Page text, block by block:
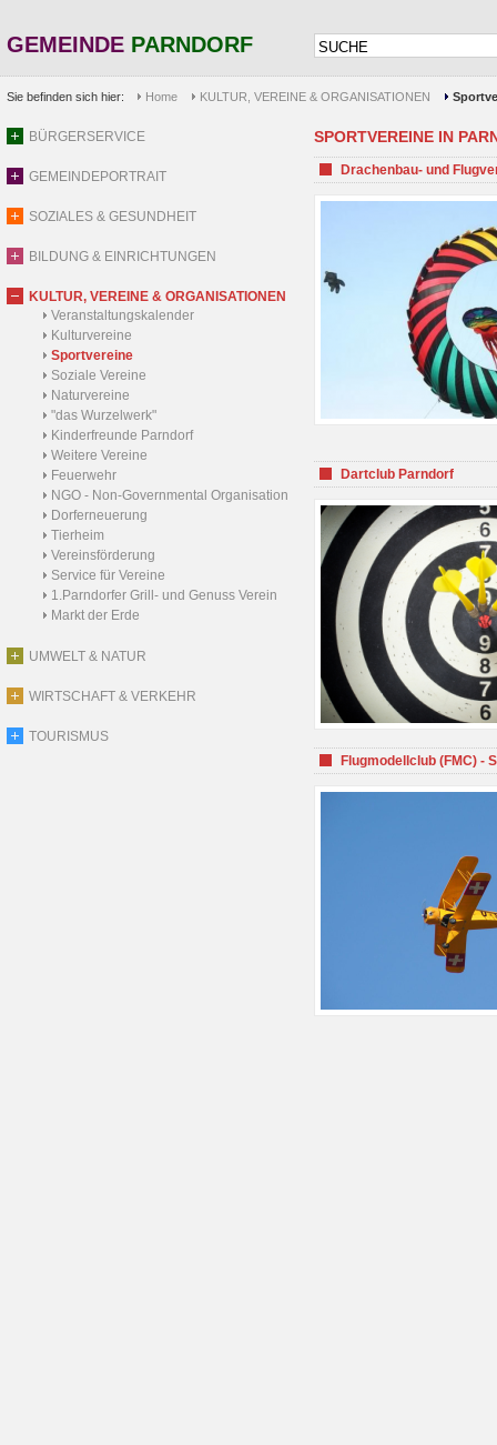
GEMEINDE PARNDORF
Sie befinden sich hier: Home KULTUR, VEREINE & ORGANISATIONEN
BÜRGERSERVICE
GEMEINDEPORTRAIT
SOZIALES & GESUNDHEIT
BILDUNG & EINRICHTUNGEN
KULTUR, VEREINE & ORGANISATIONEN
Veranstaltungskalender
Kulturvereine
Sportvereine
Soziale Vereine
Naturvereine
"das Wurzelwerk"
Kinderfreunde Parndorf
Weitere Vereine
Feuerwehr
NGO - Non-Governmental Organisation
Dorferneuerung
Tierheim
Vereinsförderung
Service für Vereine
1.Parndorfer Grill- und Genuss Verein
Markt der Erde
UMWELT & NATUR
WIRTSCHAFT & VERKEHR
TOURISMUS
SPORTVEREINE IN
Drachenbau- und
Dartclub Parndorf
Flugmodellclub (FMC) -